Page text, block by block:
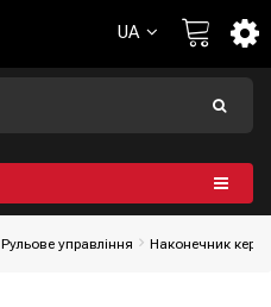
UA
Рульове управління Наконечник